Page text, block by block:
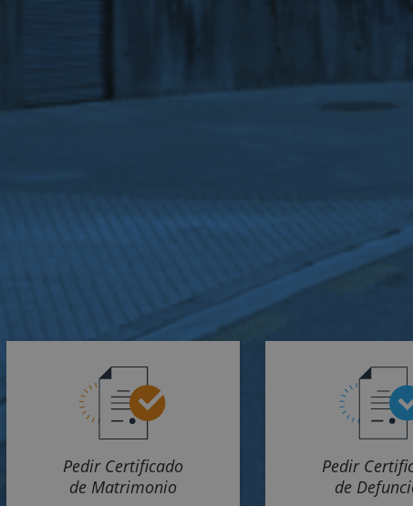
Pedir Certificado
de Matrimonio
Pedir
de